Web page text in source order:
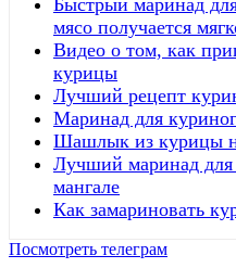
Быстрый маринад
мясо получается
Видео о том, как
курицы
Лучший рецепт
Маринад для
Шашлык из курицы
Лучший маринад
мангале
Как замариновать
Посмотреть телеграм